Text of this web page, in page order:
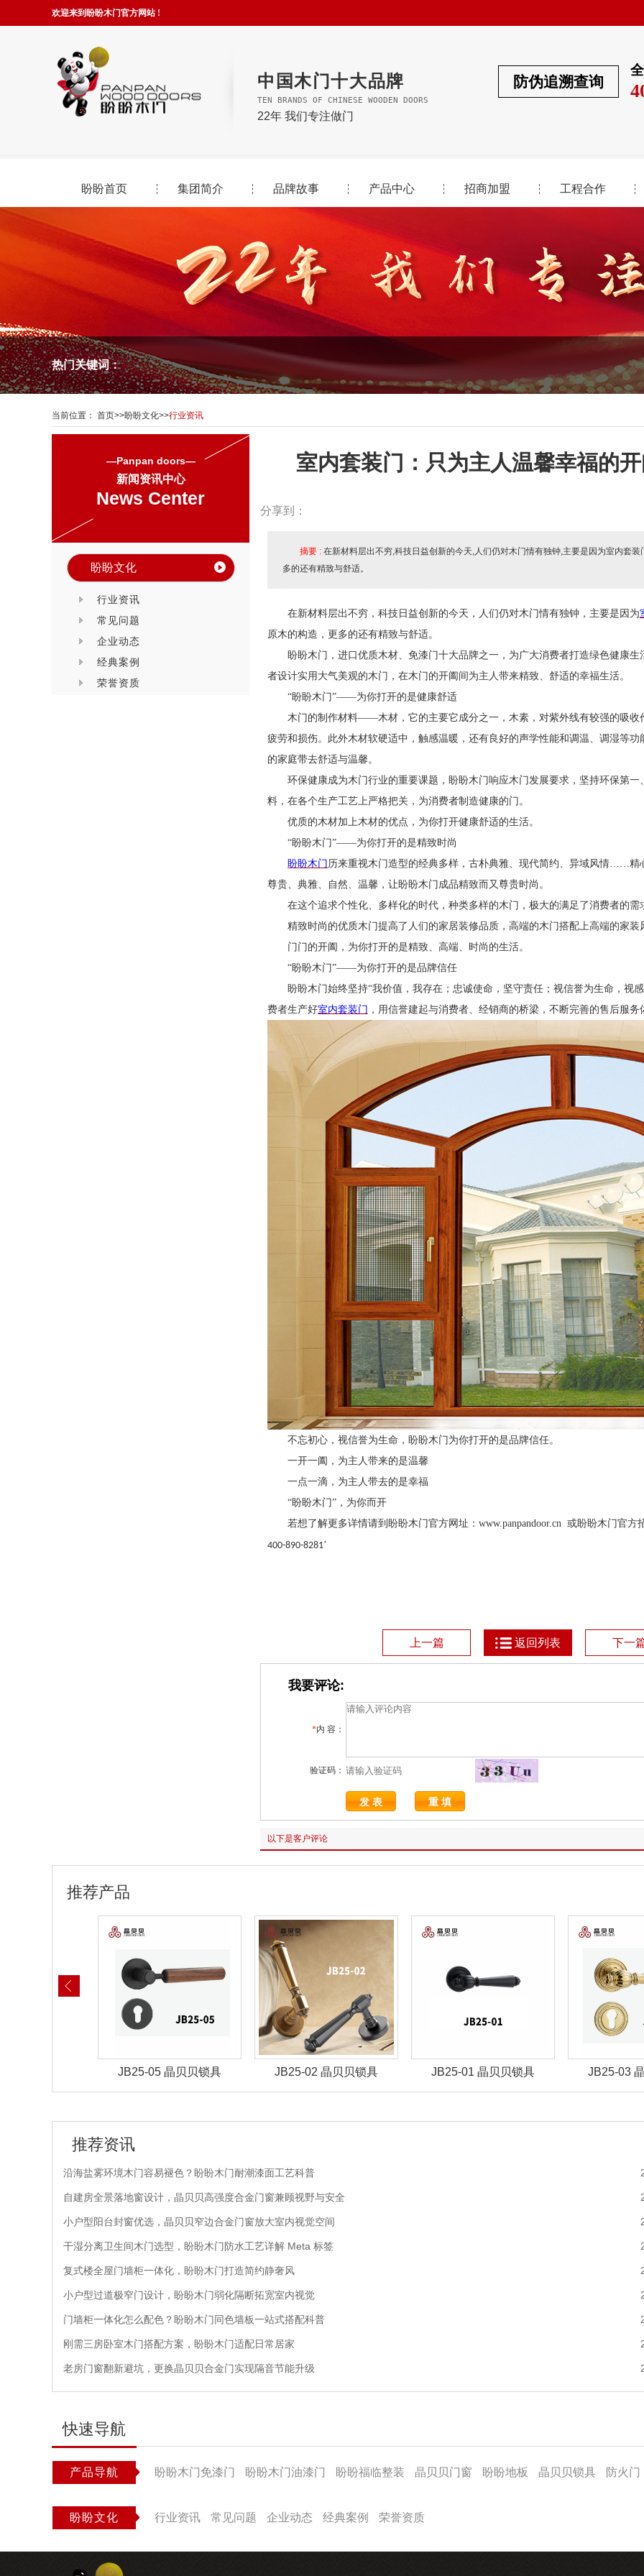
欢迎来到盼盼木门官方网站 !
中国木门十大品牌
TEN BRANDS OF CHINESE WOODEN DOORS
22年 我们专注做门
防伪追溯查询
盼盼首页 集团简介 品牌故事 产品中心 招商加盟 工程合作
热门关键词：
当前位置： 首页>>盼盼文化>>行业资讯
—Panpan doors—
新闻资讯中心
News Center
盼盼文化
行业资讯
常见问题
企业动态
经典案例
荣誉资质
室内套装门：只为主人温馨幸福的
分享到：
摘要 : 在新材料层出不穷,科技日益创新的今天,人们仍对木门情有独钟,主要是因为室内套
多的还有精致与舒适。
在新材料层出不穷，科技日益创新的今天，人们仍对木门情有独钟，主要是因为
原木的构造，更多的还有精致与舒适。
盼盼木门，进口优质木材、免漆门十大品牌之一，为广大消费者打造绿色健康
者设计实用大气美观的木门，在木门的开阖间为主人带来精致、舒适的幸福生活。
“盼盼木门”——为你打开的是健康舒适
木门的制作材料——木材，它的主要它成分之一，木素，对紫外线有较强的吸收
疲劳和损伤。此外木材软硬适中，触感温暖，还有良好的声学性能和调温、调湿等
的家庭带去舒适与温馨。
环保健康成为木门行业的重要课题，盼盼木门响应木门发展要求，坚持环保第
料，在各个生产工艺上严格把关，为消费者制造健康的门。
优质的木材加上木材的优点，为你打开健康舒适的生活。
“盼盼木门”——为你打开的是精致时尚
盼盼木门 历来重视木门造型的经典多样，古朴典雅、现代简约、异域风情……精
尊贵、典雅、自然、温馨，让盼盼木门成品精致而又尊贵时尚。
在这个追求个性化、多样化的时代，种类多样的木门，极大的满足了消费者的需
精致时尚的优质木门提高了人们的家居装修品质，高端的木门搭配上高端的家
门门的开阖，为你打开的是精致、高端、时尚的生活。
“盼盼木门”——为你打开的是品牌信任
盼盼木门始终坚持“我价值，我存在；忠诚使命，坚守责任；视信誉为生命，视
费者生产好室内套装门 ，用信誉建起与消费者、经销商的桥梁，不断完善的售后服
不忘初心，视信誉为生命，盼盼木门为你打开的是品牌信任。
一开一阖，为主人带来的是温馨
一点一滴，为主人带去的是幸福
“盼盼木门”，为你而开
若想了解更多详情请到盼盼木门官方网址： www.panpandoor.cn 或盼盼木门官方
400-890-8281’
上一篇 返回列表 下一
我要评论:
*内 容：
验证码：
以下是客户评论
推荐产品
JB25-05 晶贝贝锁具 JB25-02 晶贝贝锁具 JB25-01 晶贝贝锁具 JB25-03
推荐资讯
沿海盐雾环境木门容易褪色？盼盼木门耐潮漆面工艺科普
自建房全景落地窗设计，晶贝贝高强度合金门窗兼顾视野与安全
小户型阳台封窗优选，晶贝贝窄边合金门窗放大室内视觉空间
干湿分离卫生间木门选型，盼盼木门防水工艺详解 Meta 标签
复式楼全屋门墙柜一体化，盼盼木门打造简约静奢风
小户型过道极窄门设计，盼盼木门弱化隔断拓宽室内视觉
门墙柜一体化怎么配色？盼盼木门同色墙板一站式搭配科普
刚需三房卧室木门搭配方案，盼盼木门适配日常居家
老房门窗翻新避坑，更换晶贝贝合金门实现隔音节能升级
快速导航
产品导航 盼盼木门免漆门 盼盼木门油漆门 盼盼福临整装 晶贝贝门窗 盼盼地板 晶贝贝锁具 防火门
盼盼文化 行业资讯 常见问题 企业动态 经典案例 荣誉资质